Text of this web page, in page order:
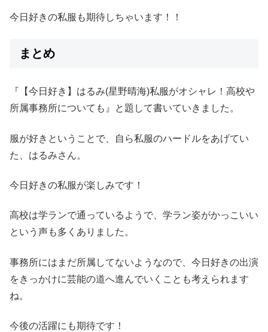
今日好きの私服も期待しちゃいます！！
まとめ
『【今日好き】はるみ(星野晴海)私服がオシャレ！高校や
所属事務所についても』と題して書いていきました。
服が好きということで、自ら私服のハードルをあげてい
た、はるみさん。
今日好きの私服が楽しみです！
高校は学ランで通っているようで、学ラン姿がかっこいい
という声も多くありました。
事務所にはまだ所属してないようなので、今日好きの出演
をきっかけに芸能の道へ進んでいくことも考えられます
ね。
今後の活躍にも期待です！